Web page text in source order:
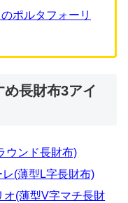
ポルタフォーリ
め長財布3アイ
ウンド長財布)
(薄型L字長財布)
オ(薄型V字マチ長財